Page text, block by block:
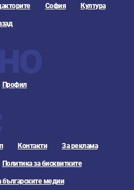
София Култура
Профил
Контакти За реклама
Политика за бисквитките
българските медии